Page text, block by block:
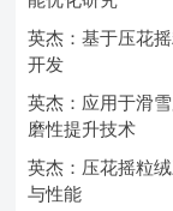
英杰：基于压花
开发
英杰：应用于滑
磨性提升技术
英杰：压花摇粒
与性能